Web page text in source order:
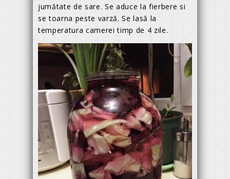
jumătate de sare. Se aduce la fierbere si
se toarna peste varză. Se lasă la
temperatura camerei timp de 4 zile.